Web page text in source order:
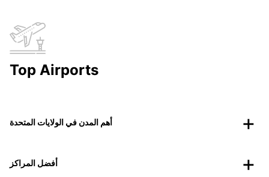
Top Airports
أهم المدن في الولايات المتحدة
أفضل المراكز